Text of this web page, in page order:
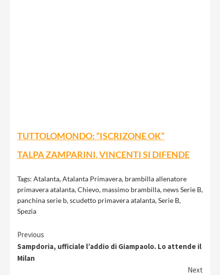
TUTTOLOMONDO: “ISCRIZONE OK”
TALPA ZAMPARINI, VINCENTI SI DIFENDE
Tags: Atalanta,Atalanta Primavera, brambilla allenatore
primavera atalanta,Chievo, massimo brambilla, news Serie B,
panchina serie b,scudetto primavera atalanta,Serie B,
Spezia
Continue
Reading
Previous
Sampdoria, ufficiale l’addio di Giampaolo. Lo attende il
Milan
Next